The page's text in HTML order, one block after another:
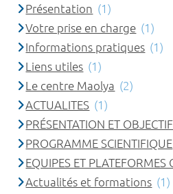
Présentation (1)
Votre prise en charge (1)
Informations pratiques (1)
Liens utiles (1)
Le centre Maolya (2)
ACTUALITES (1)
PRÉSENTATION ET
PROGRAMME SCIENTIFIQUE
EQUIPES ET PLATEFORMES
Actualités et formations (1)